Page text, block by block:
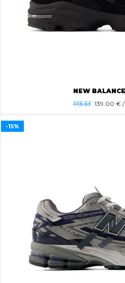
NEW
173.33 139.00 € /
-15%